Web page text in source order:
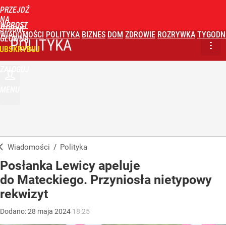
PRZEJDŹ
NA
STRONĘ
GŁÓWNĄ
WPROST
WIADOMOŚCI POLITYKA BIZNES DOM ZDROWIE ROZRYWKA
POLITYKA
Wiadomości / Polityka
Posłanka Lewicy apeluje
do Mateckiego. Przyniosła nietypowy
rekwizyt
Dodano:28 maja 2024 18:25